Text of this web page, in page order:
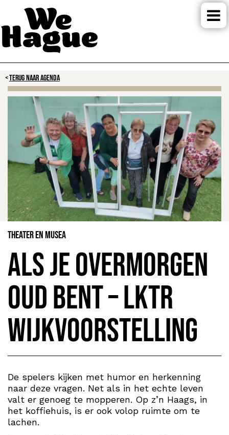
TERUG NAAR AGENDA
Theater en Musea
Als je overmorgen
oud bent – LKTR
wijkvoorstelling
De spelers kijken met humor en herkenning
naar deze vragen. Net als in het echte leven
valt er genoeg te mopperen. Op z’n Haags, in
het koffiehuis, is er ook volop ruimte om te
lachen.